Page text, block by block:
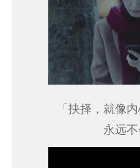
「抉择，就像
永远不